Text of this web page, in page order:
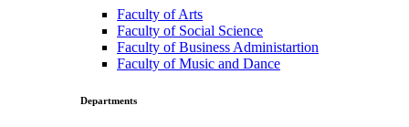
Faculty of Arts
Faculty of Social Science
Faculty of Business Administartion
Faculty of Music and Dance
Departments